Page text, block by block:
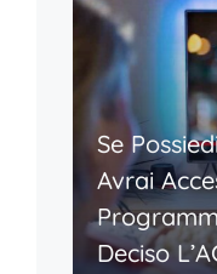
Se
Avrai
Deciso